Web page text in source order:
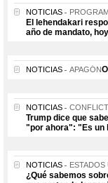
NOTICIAS
El lehendakari
año de mandato,
NOTICIAS APAGÓN
NOTICIAS
Trump dice que
"por ahora": "Es un
NOTICIAS ESTADOS
¿Qué sabemos